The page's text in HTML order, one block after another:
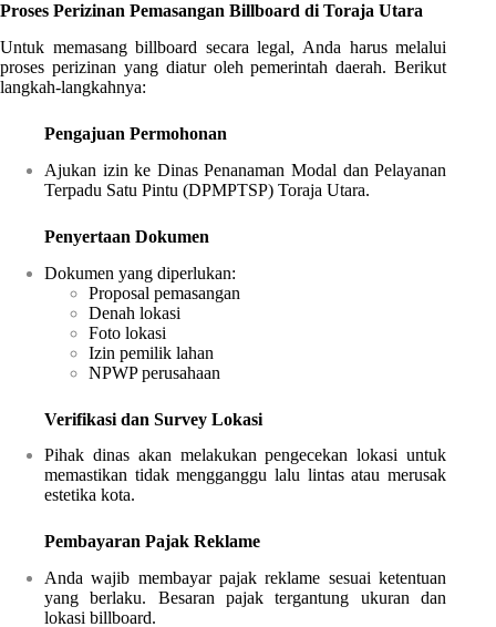
Proses Perizinan Pemasangan Billboard di Toraja Utara
Untuk memasang billboard secara legal, Anda harus melalui
proses perizinan yang diatur oleh pemerintah daerah. Berikut
langkah-langkahnya:
Pengajuan Permohonan
Ajukan izin ke Dinas Penanaman Modal dan Pelayanan
Terpadu Satu Pintu (DPMPTSP) Toraja Utara.
Penyertaan Dokumen
Dokumen yang diperlukan:
Proposal pemasangan
Denah lokasi
Foto lokasi
Izin pemilik lahan
NPWP perusahaan
Verifikasi dan Survey Lokasi
Pihak dinas akan melakukan pengecekan lokasi untuk
memastikan tidak mengganggu lalu lintas atau merusak
estetika kota.
Pembayaran Pajak Reklame
Anda wajib membayar pajak reklame sesuai ketentuan
yang berlaku. Besaran pajak tergantung ukuran dan
lokasi billboard.